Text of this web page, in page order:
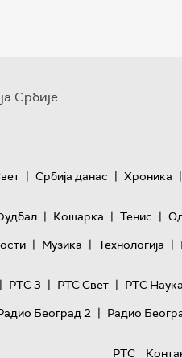
Србије
| Србија данас | Хроника |
| Кошарка | Тенис |
| Музика | Технологијa |
| РТС 3 | РТС Свет | РТС Наука
Београд 2 | Радио
РТС